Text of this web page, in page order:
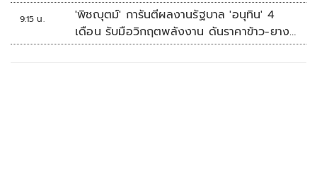
9:15 น.
'พิชญุตม์' การันตีผลงานรัฐบาล 'อนุทิน' 4
เดือน รับมือวิกฤตพลังงาน ดันราคาข้าว-ยาง-
ปาล์ม พุ่งต่อเนื่อง พร้อมอัดมาตรการช่วยลด